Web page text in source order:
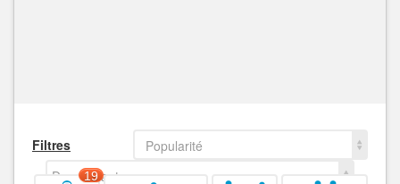
Filtres
Popularité
Decroissant
19